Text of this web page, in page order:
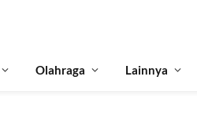
Olahraga Lainnya